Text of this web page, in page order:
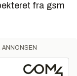
fra gsm